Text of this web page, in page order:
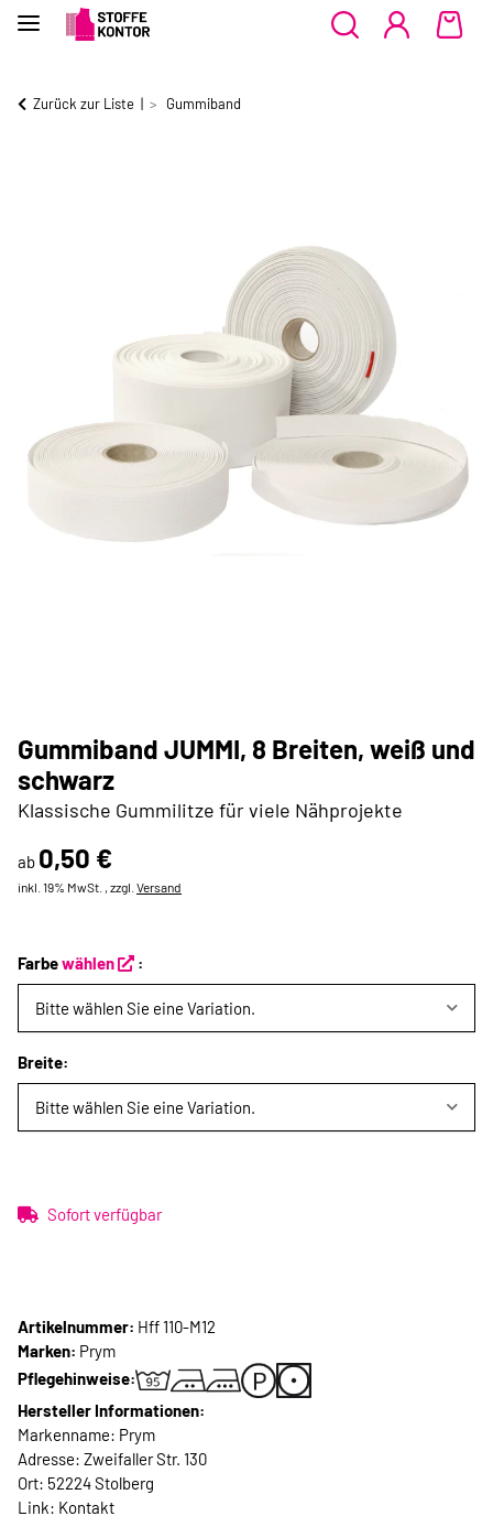
Zurück zur Liste Gummiband
Gummiband JUMMI, 8 Breiten, weiß und
schwarz
Klassische Gummilitze für viele Nähprojekte
ab 0,50 €
inkl. 19% MwSt. , zzgl. Versand
Farbewählen :
Bitte wählen Sie eine Variation.
Breite:
Bitte wählen Sie eine Variation.
Sofort verfügbar
Artikelnummer: Hff 110-M12
Marken: Prym
Pflegehinweise:
Hersteller Informationen:
Markenname: Prym
Adresse: Zweifaller Str. 130
Ort: 52224 Stolberg
Link: Kontakt